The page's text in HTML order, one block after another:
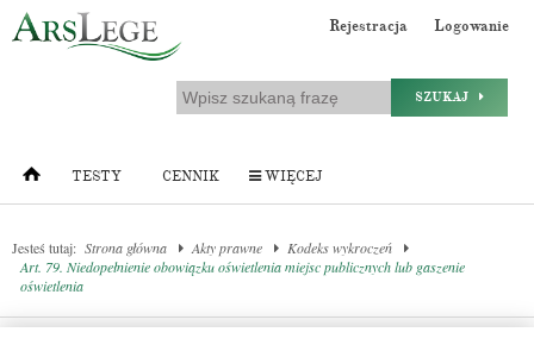
Rejestracja Logowanie
SZUKAJ
TESTY CENNIK WIĘCEJ
Jesteś tutaj: Strona główna Akty prawne
Kodeks wykroczeń
Art. 79. Niedopełnienie obowiązku oświetlenia miejsc publicznych lub gaszenie
oświetlenia